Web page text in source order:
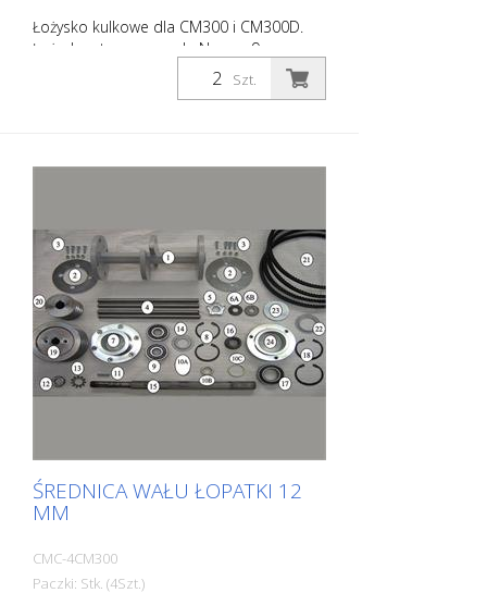
Łożysko kulkowe dla CM300 i CM300D.
Łożysko strony napędu Numer 9 na
Szt.
ŚREDNICA WAŁU ŁOPATKI 12
MM
CMC-4CM300
Paczki: Stk. (4Szt.)